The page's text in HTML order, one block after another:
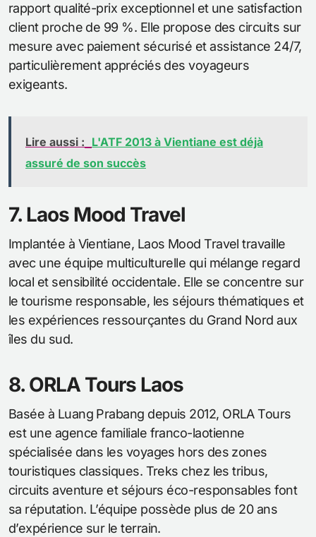
rapport qualité-prix exceptionnel et une satisfaction
client proche de 99 %. Elle propose des circuits sur
mesure avec paiement sécurisé et assistance 24/7,
particulièrement appréciés des voyageurs
exigeants.
Lire aussi : L'ATF 2013 à Vientiane est déjà
assuré de son succès
7. Laos Mood Travel
Implantée à Vientiane, Laos Mood Travel travaille
avec une équipe multiculturelle qui mélange regard
local et sensibilité occidentale. Elle se concentre sur
le tourisme responsable, les séjours thématiques et
les expériences ressourçantes du Grand Nord aux
îles du sud.
8. ORLA Tours Laos
Basée à Luang Prabang depuis 2012, ORLA Tours
est une agence familiale franco-laotienne
spécialisée dans les voyages hors des zones
touristiques classiques. Treks chez les tribus,
circuits aventure et séjours éco-responsables font
sa réputation. L’équipe possède plus de 20 ans
d’expérience sur le terrain.